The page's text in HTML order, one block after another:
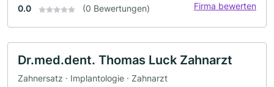
0.0 (0 Bewertungen) Firma bewerten
Dr.med.dent. Thomas Luck Zahnarzt
Zahnersatz · Implantologie · Zahnarzt